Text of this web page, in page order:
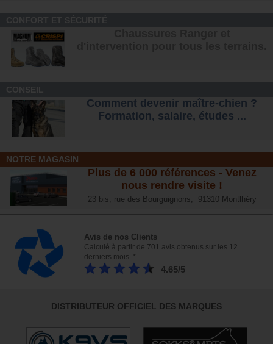
Comment devenir maître-chien ?
Formation, salaire, études ...
NOTRE MAGASIN
Plus de 6 000 références - Venez
nous rendre visite !
23 bis, rue des Bourguignons, 91310 Montlhéry
Avis de nos Clients
Calculé à partir de 701 avis obtenus sur les 12
derniers mois. *
4.65/5
DISTRIBUTEUR OFFICIEL DES MARQUES